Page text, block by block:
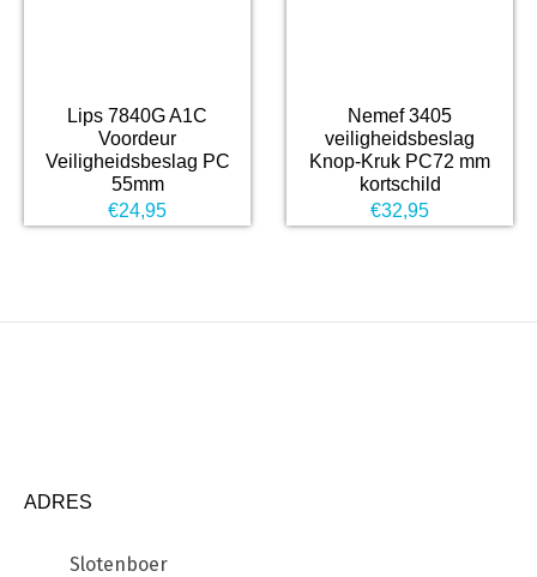
Lips 7840G A1C
Voordeur
Veiligheidsbeslag PC
55mm
€24,95
Nemef 3405
veiligheidsbeslag
Knop-Kruk PC72 mm
kortschild
€32,95
ADRES
Slotenboer